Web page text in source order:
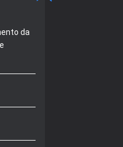
da